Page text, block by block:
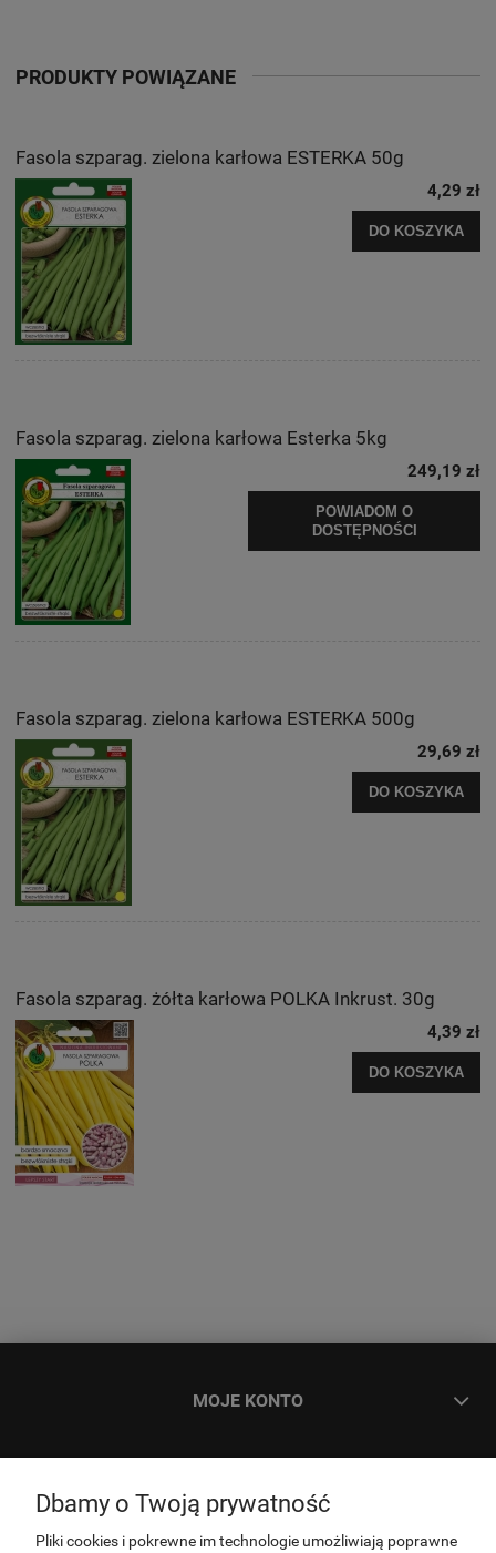
PRODUKTY POWIĄZANE
Fasola szparag. zielona karłowa ESTERKA 50g
4,29 zł
DO KOSZYKA
Fasola szparag. zielona karłowa Esterka 5kg
249,19 zł
POWIADOM O
DOSTĘPNOŚCI
Fasola szparag. zielona karłowa ESTERKA 500g
29,69 zł
DO KOSZYKA
Fasola szparag. żółta karłowa POLKA Inkrust. 30g
4,39 zł
DO KOSZYKA
MOJE KONTO
INFORMACJE
Dbamy o Twoją prywatność
Pliki cookies i pokrewne im technologie umożliwiają poprawne